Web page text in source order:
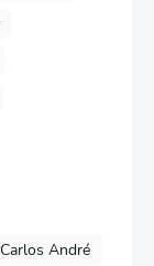
Carlos André